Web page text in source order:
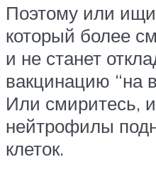
Поэтому или
который более
и не станет
вакцинацию “на
Или смиритесь,
нейтрофилы
клеток.